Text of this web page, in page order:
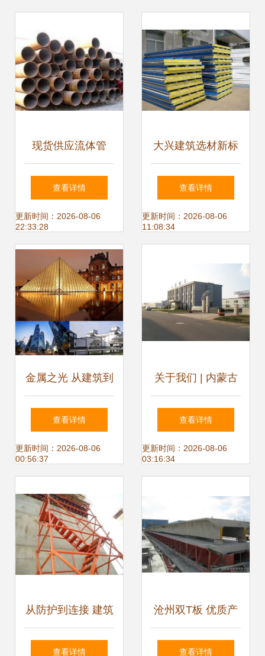
现货供应流体管
Q345C 中鹏钢管助
力建筑建材行业高
效发展
查看详情
更新时间：2026-08-06
22:33:28
大兴建筑选材新标
杆 彩钢夹芯板与岩
棉板的品质之选
查看详情
更新时间：2026-08-06
11:08:34
金属之光 从建筑到
材质的艺术新生
查看详情
更新时间：2026-08-06
00:56:37
关于我们 | 内蒙古
天第化工
查看详情
更新时间：2026-08-06
03:16:34
从防护到连接 建筑
施工安全网与家具
查看详情
沧州双T板 优质产
品与制造厂家全览
查看详情